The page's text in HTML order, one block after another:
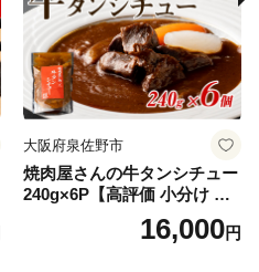
大阪府泉佐野市
焼肉屋さんの牛タンシチュー
240g×6P【高評価 小分け 惣
菜 牛たん 一人暮らし 冷凍】
16,000円